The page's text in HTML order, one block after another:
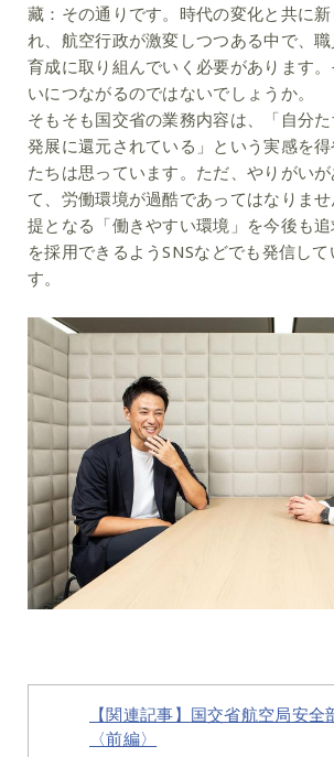
藏： その通りです。時代の変化と共に
れ、航空行政が激変しつつある中で、
育成に取り組んでいく必要があります
いにつながるのではないでしょうか。
そもそも国交省の業務内容は、「自分
発展に還元されている」という実感を
たちは思っています。ただ、やりがい
て、労働環境が過酷であってはなりま
提となる「働きやすい環境」を今後も
を採用できるようSNSなどでも発信し
す。
【関連記事】 国交省航空局安全
〈前編〉